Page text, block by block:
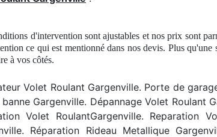
d'intervention sont ajustables et nos prix sont
ce qui est mentionné dans nos devis. Plus qu'une
à vos côtés.
Volet Roulant Gargenville. Porte de
Gargenville. Dépannage Volet Roulant
Volet RoulantGargenville. Reparation
Réparation Rideau Metallique